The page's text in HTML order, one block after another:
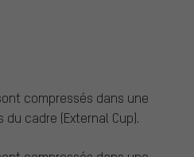
compressés dans une
cadre (External Cup).